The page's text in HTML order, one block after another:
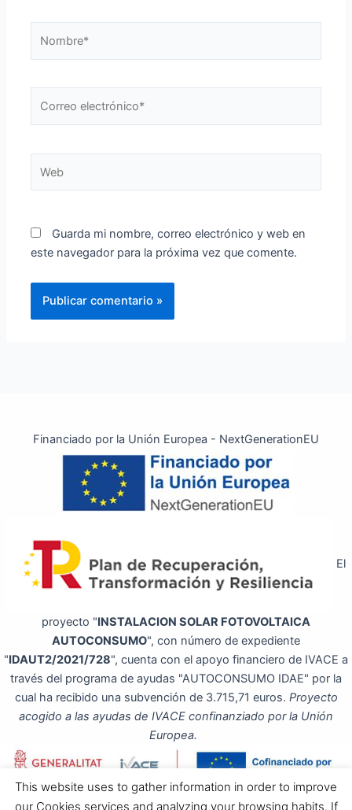
electrónico*
Guarda mi nombre, correo electrónico y web en
este navegador para la próxima vez que comente.
Financiado por la Unión Europea - NextGenerationEU
El
proyecto "INSTALACION SOLAR FOTOVOLTAICA
AUTOCONSUMO", con número de expediente
"IDAUT2/2021/728", cuenta con el apoyo financiero de IVACE a
través del programa de ayudas "AUTOCONSUMO IDAE" por la
cual ha recibido una subvención de 3.715,71 euros. Proyecto
acogido a las ayudas de IVACE confinanziado por la Unión
Europea.
This website uses to gather information in order to improve
our Cookies services and analyzing your browsing habits. If